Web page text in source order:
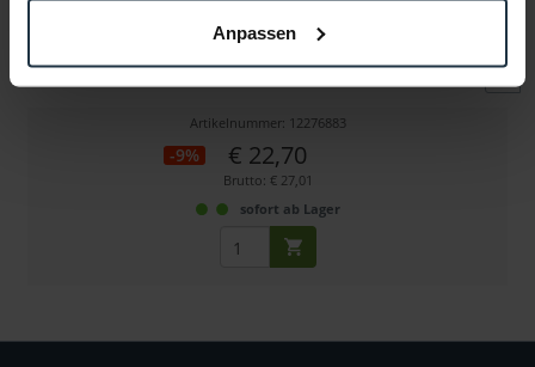
Anpassen
3,5 mm-Klinke auf BNC
Artikelnummer: 12276883
-9% € 22,70
Brutto: € 27,01
sofort ab Lager